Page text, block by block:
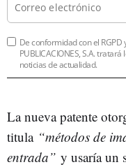
De conformidad con el RGPD
PUBLICACIONES, S.A.
noticias de actualidad.
La nueva patente
titula “métodos de
entrada” y usaría un